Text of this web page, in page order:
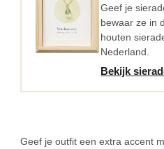
Geef je
bewaar ze in
houten
Nederland.
Bekijk
Geef je outfit een extra accent